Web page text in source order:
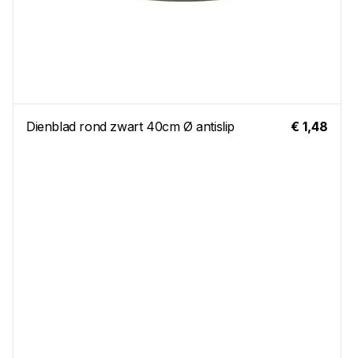
Dienblad rond zwart 40cm Ø antislip € 1,48